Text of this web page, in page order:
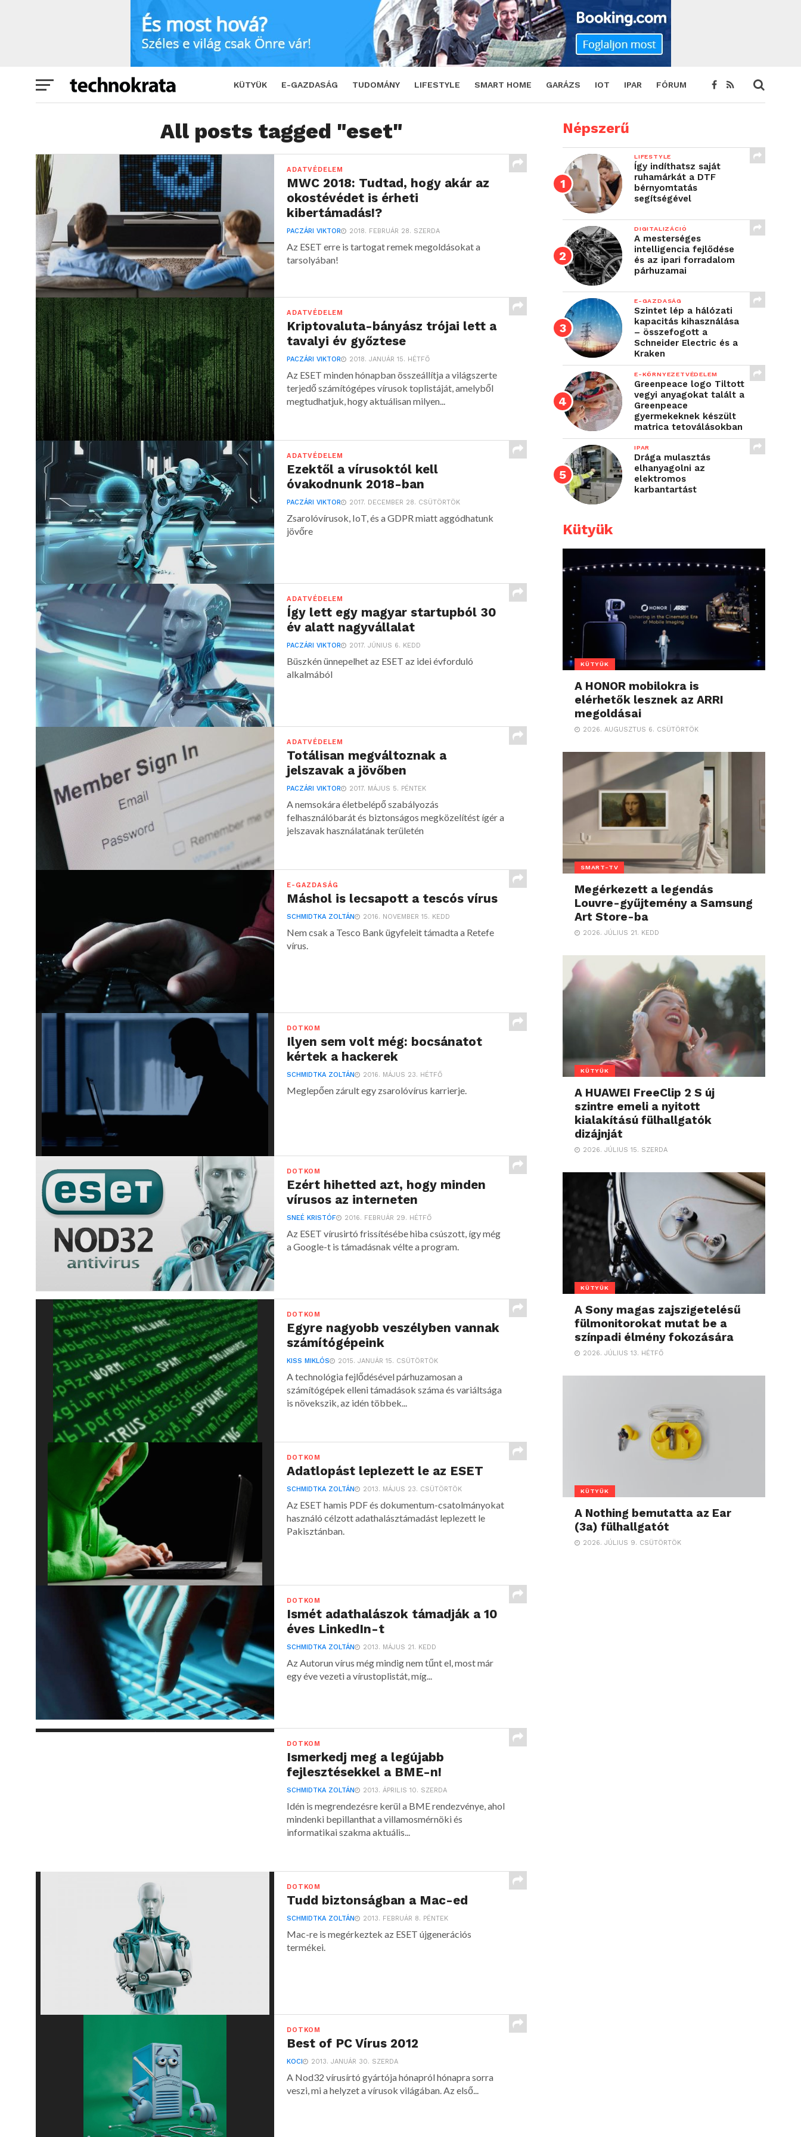
KÜTYÜK E-GAZDASÁG TUDOMÁNY LIFESTYLE SMART HOME GARÁZS IOT IPAR FÓRUM
All posts tagged "eset"
ADATVÉDELEM
MWC 2018: Tudtad, hogy akár az
okostévédet is érheti
kibertámadás!?
PACZÁRI VIKTOR 2018. FEBRUÁR 28. SZERDA
Az ESET erre is tartogat remek megoldásokat a
tarsolyában!
ADATVÉDELEM
Kriptovaluta-bányász trójai lett a
tavalyi év győztese
PACZÁRI VIKTOR 2018. JANUÁR 15. HÉTFŐ
Az ESET minden hónapban összeállítja a világszerte
terjedő számítógépes vírusok toplistáját, amelyből
megtudhatjuk, hogy aktuálisan milyen...
ADATVÉDELEM
Ezektől a vírusoktól kell
óvakodnunk 2018-ban
PACZÁRI VIKTOR 2017. DECEMBER 28. CSÜTÖRTÖK
Zsarolóvírusok, IoT, és a GDPR miatt aggódhatunk
jövőre
ADATVÉDELEM
Így lett egy magyar startupból 30
év alatt nagyvállalat
PACZÁRI VIKTOR 2017. JÚNIUS 6. KEDD
Büszkén ünnepelhet az ESET az idei évforduló
alkalmából
ADATVÉDELEM
Totálisan megváltoznak a
jelszavak a jövőben
PACZÁRI VIKTOR 2017. MÁJUS 5. PÉNTEK
A nemsokára életbelépő szabályozás
felhasználóbarát és biztonságos megközelítést ígér a
jelszavak használatának területén
E-GAZDASÁG
Máshol is lecsapott a tescós vírus
SCHMIDTKA ZOLTÁN 2016. NOVEMBER 15. KEDD
Nem csak a Tesco Bank ügyfeleit támadta a Retefe
vírus.
DOTKOM
Ilyen sem volt még: bocsánatot
kértek a hackerek
SCHMIDTKA ZOLTÁN 2016. MÁJUS 23. HÉTFŐ
Meglepően zárult egy zsarolóvírus karrierje.
DOTKOM
Ezért hihetted azt, hogy minden
vírusos az interneten
SNEÉ KRISTÓF 2016. FEBRUÁR 29. HÉTFŐ
Az ESET vírusirtó frissítésébe hiba csúszott, így még
a Google-t is támadásnak vélte a program.
DOTKOM
Egyre nagyobb veszélyben vannak
számítógépeink
KISS MIKLÓS 2015. JANUÁR 15. CSÜTÖRTÖK
A technológia fejlődésével párhuzamosan a
számítógépek elleni támadások száma és variáltsága
is növekszik, az idén többek...
DOTKOM
Adatlopást leplezett le az ESET
SCHMIDTKA ZOLTÁN 2013. MÁJUS 23. CSÜTÖRTÖK
Az ESET hamis PDF és dokumentum-csatolmányokat
használó célzott adathalásztámadást leplezett le
Pakisztánban.
DOTKOM
Ismét adathalászok támadják a 10
éves LinkedIn-t
SCHMIDTKA ZOLTÁN 2013. MÁJUS 21. KEDD
Az Autorun vírus még mindig nem tűnt el, most már
egy éve vezeti a vírustoplistát, míg...
DOTKOM
Ismerkedj meg a legújabb
fejlesztésekkel a BME-n!
SCHMIDTKA ZOLTÁN 2013. ÁPRILIS 10. SZERDA
Idén is megrendezésre kerül a BME rendezvénye, ahol
mindenki bepillanthat a villamosmérnöki és
informatikai szakma aktuális...
DOTKOM
Tudd biztonságban a Mac-ed
SCHMIDTKA ZOLTÁN 2013. FEBRUÁR 8. PÉNTEK
Mac-re is megérkeztek az ESET újgenerációs
termékei.
DOTKOM
Best of PC Vírus 2012
KOCI 2013. JANUÁR 30. SZERDA
A Nod32 vírusírtó gyártója hónapról hónapra sorra
veszi, mi a helyzet a vírusok világában. Az első...
Népszerű
LIFESTYLE
Így indíthatsz saját
ruhamárkát a DTF
bérnyomtatás
segítségével
DIGITALIZÁCIÓ
A mesterséges
intelligencia fejlődése
és az ipari forradalom
párhuzamai
E-GAZDASÁG
Szintet lép a hálózati
kapacitás kihasználása
– összefogott a
Schneider Electric és a
Kraken
E-KÖRNYEZETVÉDELEM
Greenpeace logo Tiltott
vegyi anyagokat talált a
Greenpeace
gyermekeknek készült
matrica tetoválásokban
IPAR
Drága mulasztás
elhanyagolni az
elektromos
karbantartást
Kütyük
KÜTYÜK
A HONOR mobilokra is
elérhetők lesznek az ARRI
megoldásai
2026. AUGUSZTUS 6. CSÜTÖRTÖK
SMART-TV
Megérkezett a legendás
Louvre-gyűjtemény a Samsung
Art Store-ba
2026. JÚLIUS 21. KEDD
KÜTYÜK
A HUAWEI FreeClip 2 S új
szintre emeli a nyitott
kialakítású fülhallgatók
dizájnját
2026. JÚLIUS 15. SZERDA
KÜTYÜK
A Sony magas zajszigetelésű
fülmonitorokat mutat be a
színpadi élmény fokozására
2026. JÚLIUS 13. HÉTFŐ
KÜTYÜK
A Nothing bemutatta az Ear
(3a) fülhallgatót
2026. JÚLIUS 9. CSÜTÖRTÖK